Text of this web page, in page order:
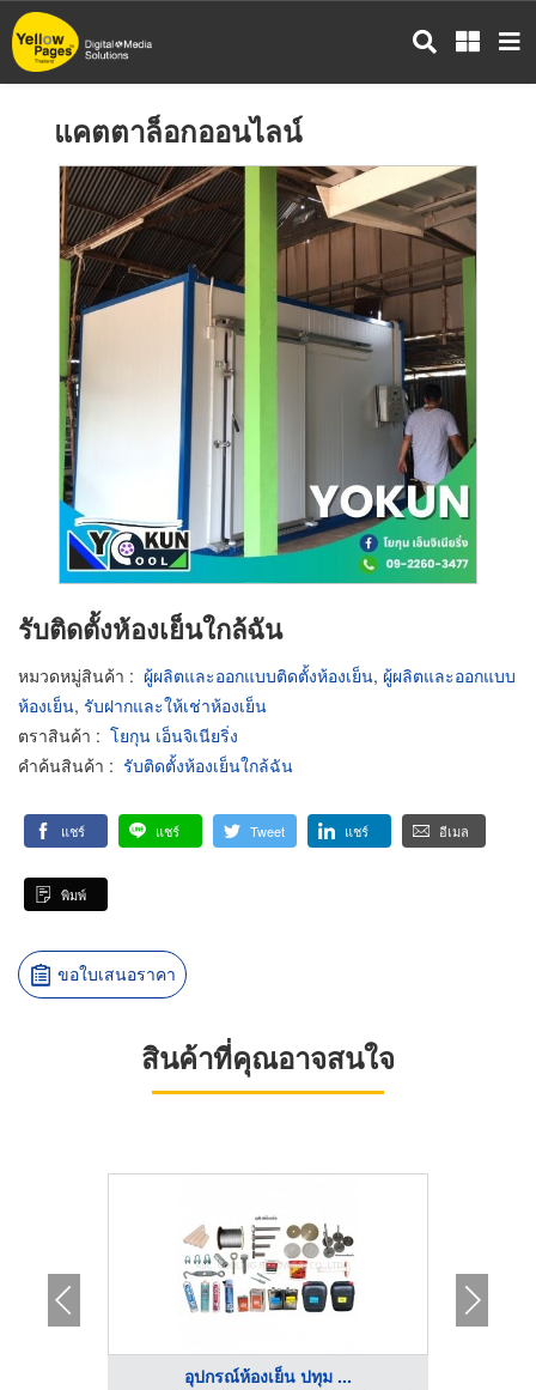
ข้าม
ไป
แคตตาล็อกออนไลน์
รับติดตั้งห้องเย็นใกล้ฉัน
หมวดหมู่สินค้า : ผู้ผลิตและออกแบบติดตั้งห้องเย็น, ผู้ผลิตและออกแบบ
ห้องเย็น, รับฝากและให้เช่าห้องเย็น
ตราสินค้า : โยกุน เอ็นจิเนียริ่ง
คำค้นสินค้า : รับติดตั้งห้องเย็นใกล้ฉัน
แชร์ แชร์ Tweet แชร์ อีเมล
พิมพ์
ขอใบเสนอราคา
สินค้าที่คุณอาจสนใจ
อุปกรณ์ห้องเย็น ปทุม ...